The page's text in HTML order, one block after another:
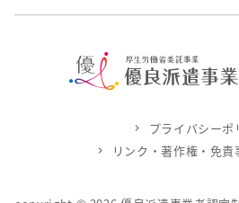
プライバシーポ
リンク・著作権・免責